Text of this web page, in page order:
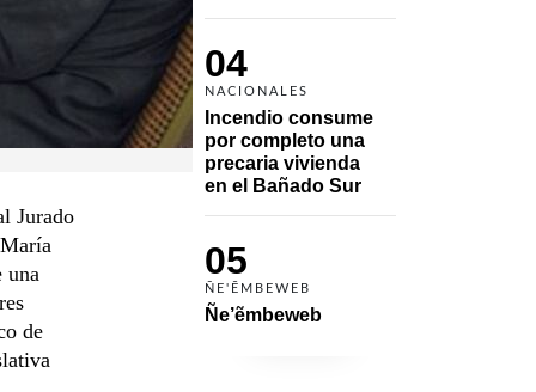
04
NACIONALES
Incendio consume
por completo una
precaria vivienda
en el Bañado Sur
05
ÑE'ẼMBEWEB
Ñe’ẽmbeweb
Jurado
una
de